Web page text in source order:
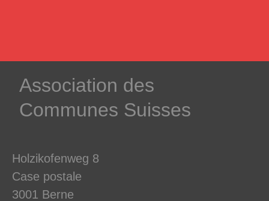
­Association des­
Communes ­Suisses
Holzikofenweg 8
Case postale
3001 Berne